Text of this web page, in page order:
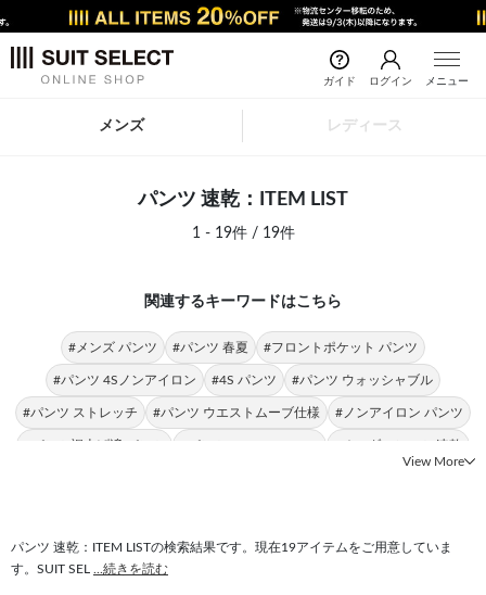
ガイド ログイン メニュー
メンズ レディース
パンツ 速乾：ITEM LIST
1 - 19件 / 19件
関連するキーワードはこちら
#メンズ パンツ #パンツ 春夏 #フロントポケット パンツ
#パンツ 4Sノンアイロン #4S パンツ #パンツ ウォッシャブル
#パンツ ストレッチ #パンツ ウエストムーブ仕様 #ノンアイロン パンツ
#パンツ裾上げ済 パンツ #パンツ SLIM TAPERED #オーダーシャツ 速乾
View More
パンツ 速乾：ITEM LISTの検索結果です。現在19アイテムをご用意していま
す。SUIT SEL
...続きを読む